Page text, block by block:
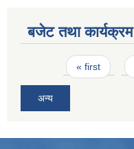
बजेट तथा कार्यक्रम
Pages« first
अन्य